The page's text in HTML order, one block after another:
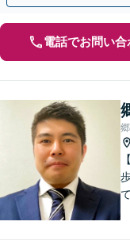
電話でお問い合